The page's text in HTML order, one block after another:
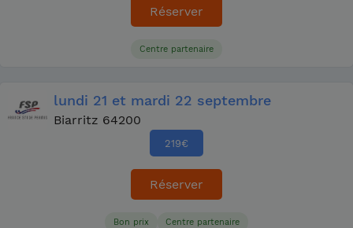
Réserver
Centre partenaire
lundi 21 et mardi 22 septembre
Biarritz 64200
219€
Réserver
Bon prix Centre partenaire